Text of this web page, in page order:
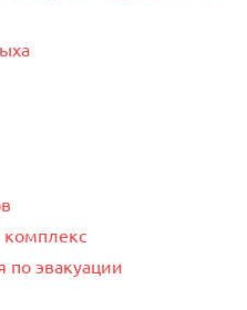
по эвакуации